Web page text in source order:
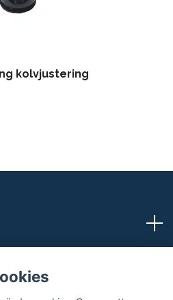
kolvjustering